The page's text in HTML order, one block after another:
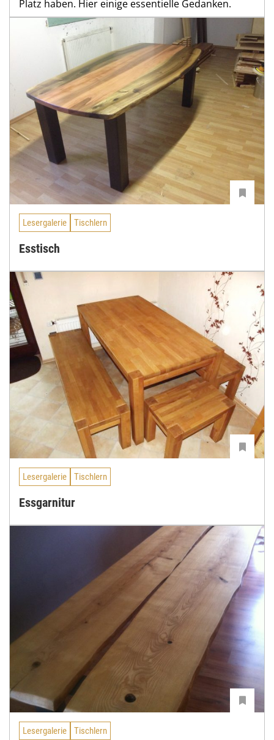
Platz haben. Hier einige essentielle Gedanken.
Lesergalerie Tischlern
Esstisch
Lesergalerie Tischlern
Essgarnitur
Lesergalerie Tischlern